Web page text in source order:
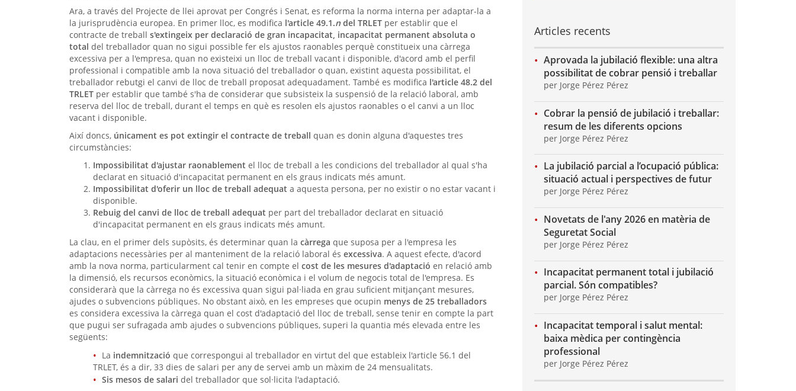
Ara, a través del Projecte de llei aprovat per Congrés i Senat, es reforma la norma interna per adaptar-la a
la jurisprudència europea. En primer lloc, es modifica l'article 49.1.n del TRLET per establir que el
contracte de treball s'extingeix per declaració de gran incapacitat, incapacitat permanent absoluta o
total del treballador quan no sigui possible fer els ajustos raonables perquè constitueix una càrrega
excessiva per a l'empresa, quan no existeixi un lloc de treball vacant i disponible, d'acord amb el perfil
professional i compatible amb la nova situació del treballador o quan, existint aquesta possibilitat, el
treballador rebutgi el canvi de lloc de treball proposat adequadament. També es modifica l'article 48.2 del
TRLET per establir que també s'ha de considerar que subsisteix la suspensió de la relació laboral, amb
reserva del lloc de treball, durant el temps en què es resolen els ajustos raonables o el canvi a un lloc
vacant i disponible.
Així doncs, únicament es pot extingir el contracte de treball quan es donin alguna d'aquestes tres
circumstàncies:
Impossibilitat d'ajustar raonablement el lloc de treball a les condicions del treballador al qual s'ha
declarat en situació d'incapacitat permanent en els graus indicats més amunt.
Impossibilitat d'oferir un lloc de treball adequat a aquesta persona, per no existir o no estar vacant i
disponible.
Rebuig del canvi de lloc de treball adequat per part del treballador declarat en situació
d'incapacitat permanent en els graus indicats més amunt.
La clau, en el primer dels supòsits, és determinar quan la càrrega que suposa per a l'empresa les
adaptacions necessàries per al manteniment de la relació laboral és excessiva. A aquest efecte, d'acord
amb la nova norma, particularment cal tenir en compte el cost de les mesures d'adaptació en relació amb
la dimensió, els recursos econòmics, la situació econòmica i el volum de negocis total de l'empresa. Es
considerarà que la càrrega no és excessiva quan sigui pal·liada en grau suficient mitjançant mesures,
ajudes o subvencions públiques. No obstant això, en les empreses que ocupin menys de 25 treballadors
es considera excessiva la càrrega quan el cost d'adaptació del lloc de treball, sense tenir en compte la part
que pugui ser sufragada amb ajudes o subvencions públiques, superi la quantia més elevada entre les
següents:
La indemnització que correspongui al treballador en virtut del que estableix l'article 56.1 del
TRLET, és a dir, 33 dies de salari per any de servei amb un màxim de 24 mensualitats.
Sis mesos de salari del treballador que sol·licita l'adaptació.
Articles recents
Aprovada la jubilació flexible: una altra
possibilitat de cobrar pensió i treballar
per Jorge Pérez Pérez
Cobrar la pensió de jubilació i treballar:
resum de les diferents opcions
per Jorge Pérez Pérez
La jubilació parcial a l’ocupació pública:
situació actual i perspectives de futur
per Jorge Pérez Pérez
Novetats de l'any 2026 en matèria de
Seguretat Social
per Jorge Pérez Pérez
Incapacitat permanent total i jubilació
parcial. Són compatibles?
per Jorge Pérez Pérez
Incapacitat temporal i salut mental:
baixa mèdica per contingència
professional
per Jorge Pérez Pérez